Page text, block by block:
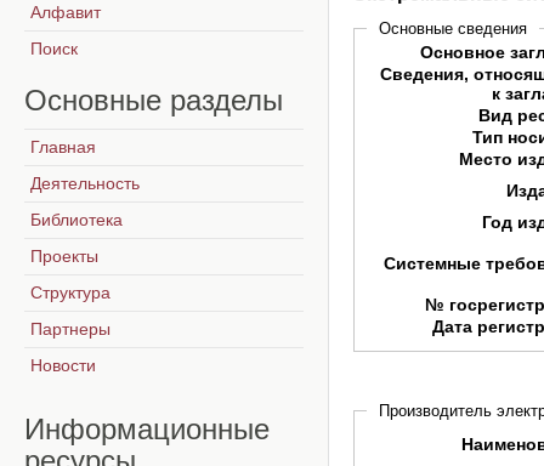
Основные сведения
Основное
Сведения,
к
Вид
Тип
Место
Год
Системные
№
Дата
Производитель
Алфавит
Поиск
Основные разделы
Главная
Деятельность
Библиотека
Проекты
Структура
Партнеры
Новости
Информационные